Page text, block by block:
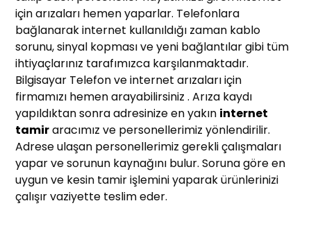
için arızaları hemen yaparlar. Telefonlara
bağlanarak internet kullanıldığı zaman kablo
sorunu, sinyal kopması ve yeni bağlantılar gibi tüm
ihtiyaçlarınız tarafımızca karşılanmaktadır.
Bilgisayar Telefon ve internet arızaları için
firmamızı hemen arayabilirsiniz . Arıza kaydı
yapıldıktan sonra adresinize en yakın internet
tamiraracımız ve personellerimiz yönlendirilir.
Adrese ulaşan personellerimiz gerekli çalışmaları
yapar ve sorunun kaynağını bulur. Soruna göre en
uygun ve kesin tamir işlemini yaparak ürünlerinizi
çalışır vaziyette teslim eder.